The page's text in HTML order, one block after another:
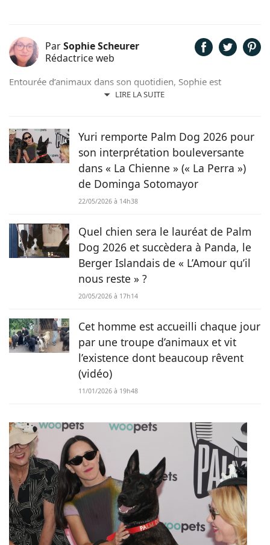
ParSophie Scheurer
Rédactrice web
LIRE LA SUITE
Entourée d’animaux dans son quotidien, Sophie est
également passionnée de mots. Son amour pour les
précaire. Maya la croisée Labrador-Border Collie a été
retrouvée errante par la SPA et Hatchi, le chien Arbi, a été
sauvé de Tunisie. À ses yeux, ses 2 chiens, son chat et ses
lapins font partie intégrante de sa vie et de sa famille ! C’est
donc sans hésiter qu’elle a décidé de mettre sa plume au
service de Chien.fr.
Yuri remporte Palm Dog 2026 pour
son interprétation bouleversante
dans « La Chienne » (« La Perra »)
de Dominga Sotomayor
22/05/2026 à 14h38
Quel chien sera le lauréat de Palm
Dog 2026 et succèdera à Panda, le
Berger Islandais de « L’Amour qu’il
nous reste » ?
20/05/2026 à 17h14
Cet homme est accueilli chaque jour
par une troupe d’animaux et vit
l’existence dont beaucoup rêvent
(vidéo)
11/01/2026 à 19h48